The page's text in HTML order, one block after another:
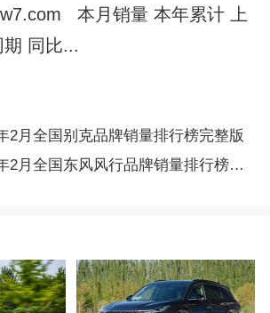
本月销量 本年累计 上
期 同比...
2月全国别克品牌销量排行榜完整版
2月全国东风风行品牌销量排行榜完整版